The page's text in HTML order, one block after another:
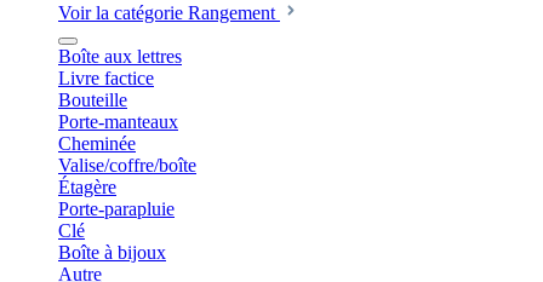
Voir la catégorie Rangement
Boîte aux lettres
Livre factice
Bouteille
Porte-manteaux
Cheminée
Valise/coffre/boîte
Étagère
Porte-parapluie
Clé
Boîte à bijoux
Autre